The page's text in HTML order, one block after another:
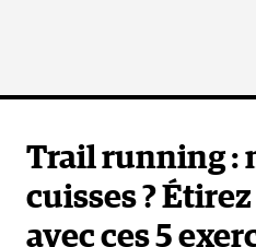
Trail running :
cuisses ?
avec ces 5